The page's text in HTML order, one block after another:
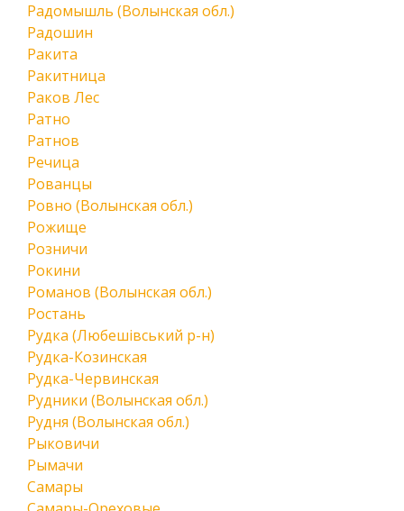
Радомышль (Волынская обл.)
Радошин
Ракита
Ракитница
Раков Лес
Ратно
Ратнов
Речица
Рованцы
Ровно (Волынская обл.)
Рожище
Розничи
Рокини
Романов (Волынская обл.)
Ростань
Рудка (Любешівський р-н)
Рудка-Козинская
Рудка-Червинская
Рудники (Волынская обл.)
Рудня (Волынская обл.)
Рыковичи
Рымачи
Самары